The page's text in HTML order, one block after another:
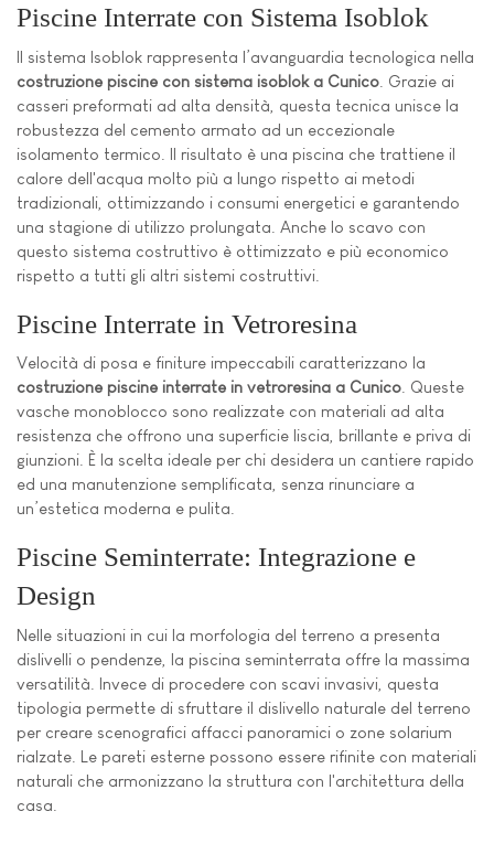
Piscine Interrate con Sistema Isoblok
Il sistema Isoblok rappresenta l’avanguardia tecnologica nella
costruzione piscine con sistema isoblok a Cunico . Grazie ai
casseri preformati ad alta densità, questa tecnica unisce la
robustezza del cemento armato ad un eccezionale
isolamento termico. Il risultato è una piscina che trattiene il
calore dell'acqua molto più a lungo rispetto ai metodi
tradizionali, ottimizzando i consumi energetici e garantendo
una stagione di utilizzo prolungata. Anche lo scavo con
questo sistema costruttivo è ottimizzato e più economico
rispetto a tutti gli altri sistemi costruttivi.
Piscine Interrate in Vetroresina
Velocità di posa e finiture impeccabili caratterizzano la
costruzione piscine interrate in vetroresina a Cunico. Queste
vasche monoblocco sono realizzate con materiali ad alta
resistenza che offrono una superficie liscia, brillante e priva di
giunzioni. È la scelta ideale per chi desidera un cantiere rapido
ed una manutenzione semplificata, senza rinunciare a
un’estetica moderna e pulita.
Piscine Seminterrate: Integrazione e
Design
Nelle situazioni in cui la morfologia del terreno a presenta
dislivelli o pendenze, la piscina seminterrata offre la massima
versatilità. Invece di procedere con scavi invasivi, questa
tipologia permette di sfruttare il dislivello naturale del terreno
per creare scenografici affacci panoramici o zone solarium
rialzate. Le pareti esterne possono essere rifinite con materiali
naturali che armonizzano la struttura con l'architettura della
casa.